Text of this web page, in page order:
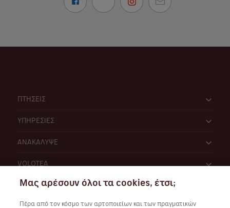
ΠΤΗΣΕΙΣ
ΥΠΗΡΕΣΙΕΣ
ΑΝΑΚΑΛΥΨΕ
VOLOTEA
Μας αρέσουν όλοι τα cookies, έτσι;
Πέρα από τον κόσμο των αρτοποιείων και των πραγματικών